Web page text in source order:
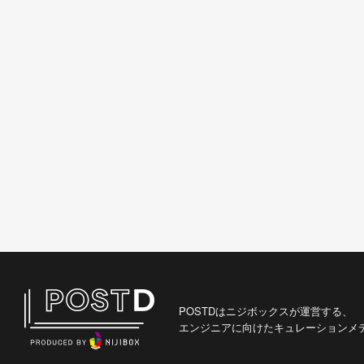
POSTDはニジボックスが運営する、
エンジニアに向けたキュレーションメ